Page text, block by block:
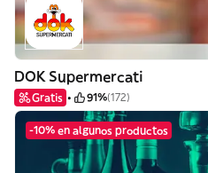
DOK Supermercati
Gratis 91%(172)
-10% en algunos productos